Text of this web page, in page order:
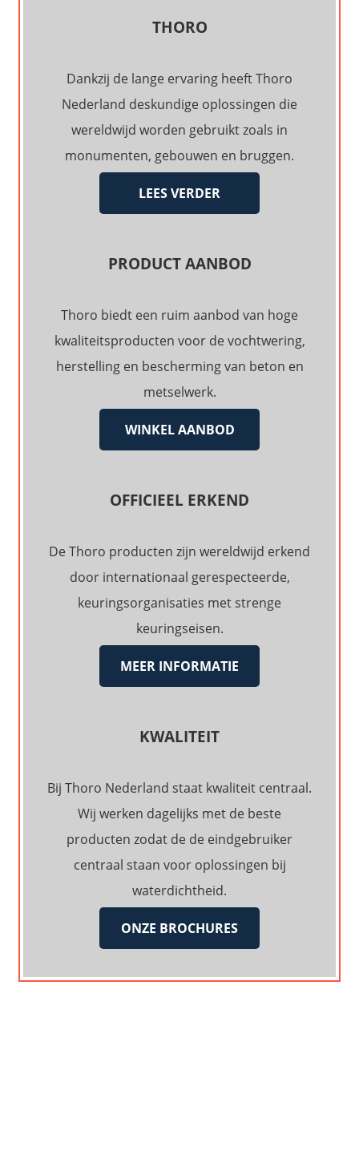
chosen
on
product
page
THORO
Dankzij de lange ervaring heeft Thoro
Nederland deskundige oplossingen die
wereldwijd worden gebruikt zoals in
monumenten, gebouwen en bruggen.
LEES VERDER
PRODUCT AANBOD
Thoro biedt een ruim aanbod van hoge
kwaliteitsproducten voor de vochtwering,
herstelling en bescherming van beton en
metselwerk.
WINKEL AANBOD
OFFICIEEL ERKEND
De Thoro producten zijn wereldwijd erkend
door internationaal gerespecteerde,
keuringsorganisaties met strenge
keuringseisen.
MEER INFORMATIE
KWALITEIT
Bij Thoro Nederland staat kwaliteit centraal.
Wij werken dagelijks met de beste
producten zodat de de eindgebruiker
centraal staan voor oplossingen bij
waterdichtheid.
ONZE BROCHURES